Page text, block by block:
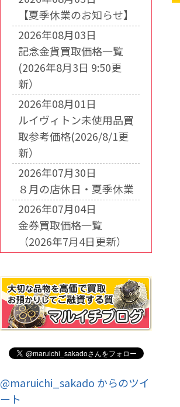
【夏季休業のお知らせ】
2026年08月03日
記念金貨買取価格一覧
(2026年8月3日 9:50更
新）
2026年08月01日
ルイヴィトン未使用品買
取参考価格(2026/8/1更
新）
2026年07月30日
８月の店休日・夏季休業
2026年07月04日
金券買取価格一覧
（2026年7月4日更新）
@maruichi_sakado からのツイ
ート